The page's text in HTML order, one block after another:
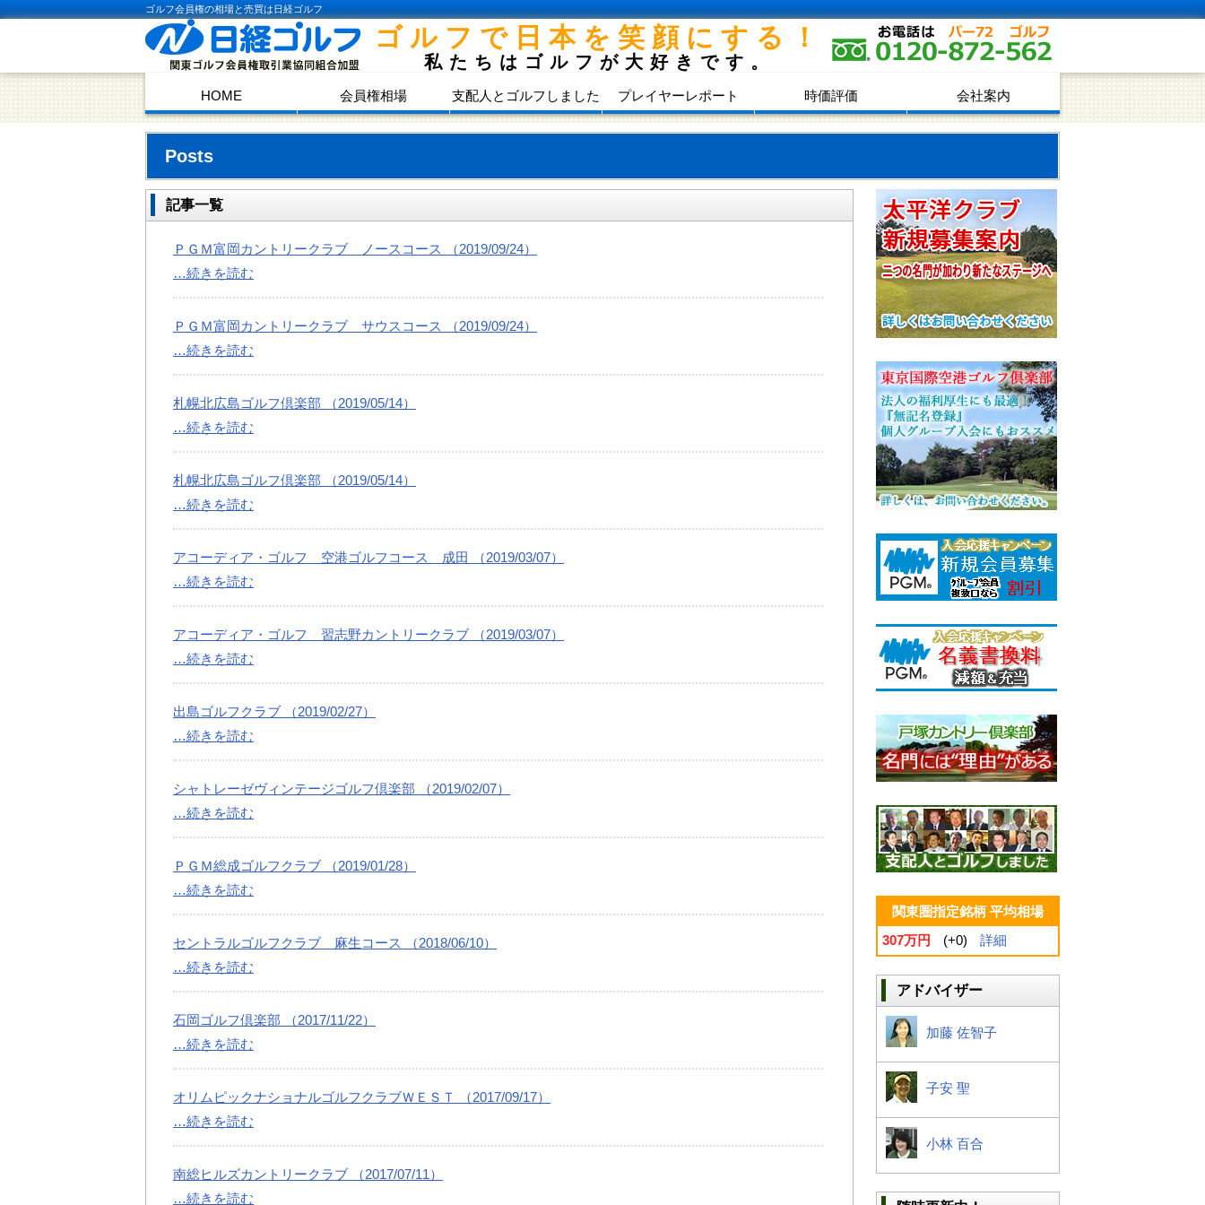
ゴルフ会員権の相場と売買は日経ゴルフ
ゴルフで日本を笑顔にする！
私たちはゴルフが大好きです。
HOME 会員権相場 支配人とゴルフしました プレイヤーレポート 時価評価 会社案内
Posts
記事一覧
ＰＧＭ富岡カントリークラブ ノースコース （2019/09/24）
…続きを読む
ＰＧＭ富岡カントリークラブ サウスコース （2019/09/24）
…続きを読む
札幌北広島ゴルフ倶楽部 （2019/05/14）
…続きを読む
札幌北広島ゴルフ倶楽部 （2019/05/14）
…続きを読む
アコーディア・ゴルフ 空港ゴルフコース 成田 （2019/03/07）
…続きを読む
アコーディア・ゴルフ 習志野カントリークラブ （2019/03/07）
…続きを読む
出島ゴルフクラブ （2019/02/27）
…続きを読む
シャトレーゼヴィンテージゴルフ倶楽部 （2019/02/07）
…続きを読む
ＰＧＭ総成ゴルフクラブ （2019/01/28）
…続きを読む
セントラルゴルフクラブ 麻生コース （2018/06/10）
…続きを読む
石岡ゴルフ倶楽部 （2017/11/22）
…続きを読む
オリムピックナショナルゴルフクラブＷＥＳＴ （2017/09/17）
…続きを読む
南総ヒルズカントリークラブ （2017/07/11）
…続きを読む
関東圏指定銘柄 平均相場
307万円
(+0) 詳細
アドバイザー
加藤 佐智子
子安 聖
小林 百合